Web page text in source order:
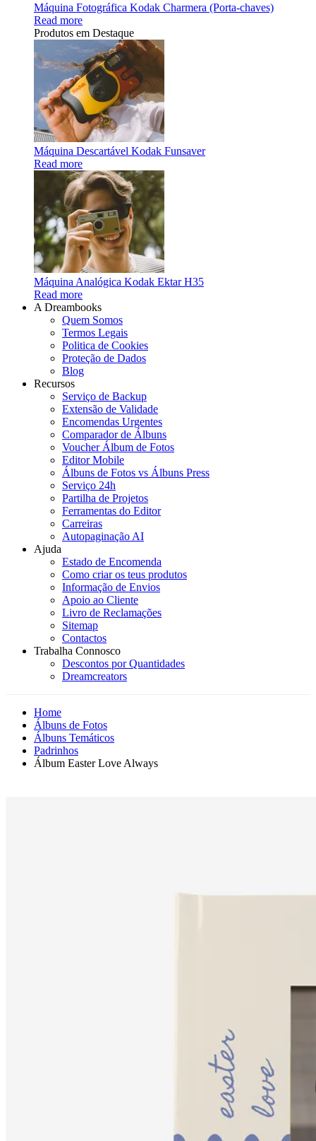
Máquina Fotográfica Kodak Charmera (Porta-chaves)
Read more
Produtos em Destaque
Máquina Descartável Kodak Funsaver
Read more
Máquina Analógica Kodak Ektar H35
Read more
A Dreambooks
Quem Somos
Termos Legais
Politica de Cookies
Proteção de Dados
Blog
Recursos
Serviço de Backup
Extensão de Validade
Encomendas Urgentes
Comparador de Álbuns
Voucher Álbum de Fotos
Editor Mobile
Álbuns de Fotos vs Álbuns Press
Serviço 24h
Partilha de Projetos
Ferramentas do Editor
Carreiras
Autopaginação AI
Ajuda
Estado de Encomenda
Como criar os teus produtos
Informação de Envios
Apoio ao Cliente
Livro de Reclamações
Sitemap
Contactos
Trabalha Connosco
Descontos por Quantidades
Dreamcreators
Home
Álbuns de Fotos
Álbuns Temáticos
Padrinhos
Álbum Easter Love Always